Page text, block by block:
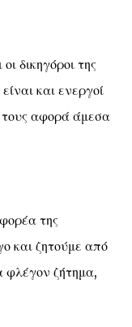
δικηγόροι της
και ενεργοί
τους αφορά άμεσα
της
και ζητούμε από
φλέγον ζήτημα,